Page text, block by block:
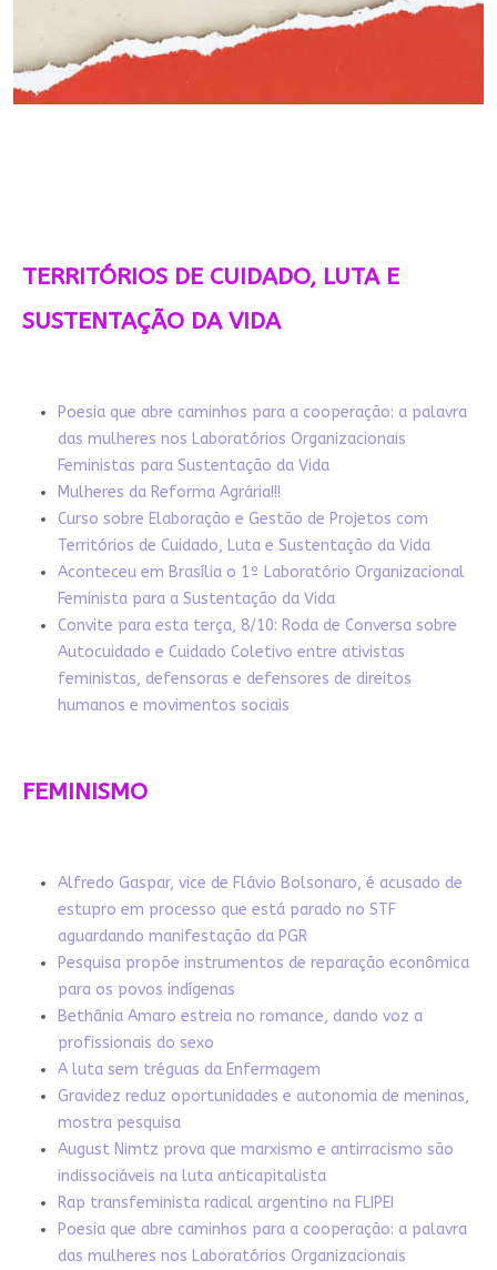
TERRITÓRIOS DE CUIDADO, LUTA E
SUSTENTAÇÃO DA VIDA
Poesia que abre caminhos para a cooperação: a palavra
das mulheres nos Laboratórios Organizacionais
Feministas para Sustentação da Vida
Mulheres da Reforma Agrária!!!
Curso sobre Elaboração e Gestão de Projetos com
Territórios de Cuidado, Luta e Sustentação da Vida
Aconteceu em Brasília o 1º Laboratório Organizacional
Feminista para a Sustentação da Vida
Convite para esta terça, 8/10: Roda de Conversa sobre
Autocuidado e Cuidado Coletivo entre ativistas
feministas, defensoras e defensores de direitos
humanos e movimentos sociais
FEMINISMO
Alfredo Gaspar, vice de Flávio Bolsonaro, é acusado de
estupro em processo que está parado no STF
aguardando manifestação da PGR
Pesquisa propõe instrumentos de reparação econômica
para os povos indígenas
Bethânia Amaro estreia no romance, dando voz a
profissionais do sexo
A luta sem tréguas da Enfermagem
Gravidez reduz oportunidades e autonomia de meninas,
mostra pesquisa
August Nimtz prova que marxismo e antirracismo são
indissociáveis na luta anticapitalista
Rap transfeminista radical argentino na FLIPEI
Poesia que abre caminhos para a cooperação: a palavra
das mulheres nos Laboratórios Organizacionais